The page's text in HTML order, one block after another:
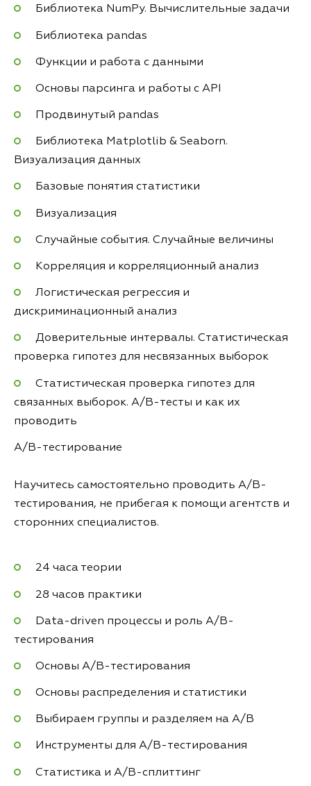
Библиотека NumPy. Вычислительные задачи
Библиотека pandas
Функции и работа с данными
Основы парсинга и работы с API
Продвинутый pandas
Библиотека Matplotlib & Seaborn.
Визуализация данных
Базовые понятия статистики
Визуализация
Случайные события. Случайные величины
Корреляция и корреляционный анализ
Логистическая регрессия и
дискриминационный анализ
Доверительные интервалы. Статистическая
проверка гипотез для несвязанных выборок
Статистическая проверка гипотез для
связанных выборок. A/B-тесты и как их
проводить
A/B-тестирование
Научитесь самостоятельно проводить A/B-
тестирования, не прибегая к помощи агентств и
сторонних специалистов.
24 часа теории
28 часов практики
Data-driven процессы и роль A/B-
тестирования
Основы A/B-тестирования
Основы распределения и статистики
Выбираем группы и разделяем на A/B
Инструменты для А/B-тестирования
Статистика и А/B-сплиттинг